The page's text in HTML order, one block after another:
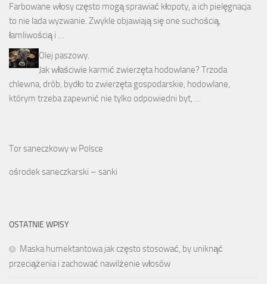
Farbowane włosy często mogą sprawiać kłopoty, a ich pielęgnacja
to nie lada wyzwanie. Zwykle objawiają się one suchością,
łamliwością i …
Olej paszowy.
Jak właściwie karmić zwierzęta hodowlane? Trzoda
chlewna, drób, bydło to zwierzęta gospodarskie, hodowlane,
którym trzeba zapewnić nie tylko odpowiedni byt, …
Tor saneczkowy w Polsce
ośrodek saneczkarski – sanki
OSTATNIE WPISY
Maska humektantowa jak często stosować, by uniknąć
przeciążenia i zachować nawilżenie włosów